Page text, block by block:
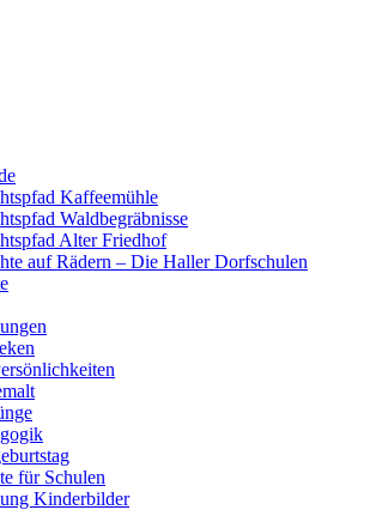
Kaffeemühle
Waldbegräbnisse
Alter Friedhof
auf Rädern – Die Haller Dorfschulen
für Schulen
Kinderbilder